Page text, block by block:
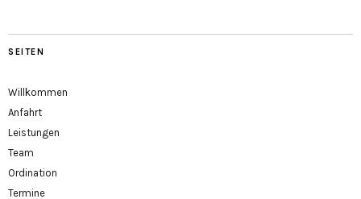
SEITEN
Willkommen
Anfahrt
Leistungen
Team
Ordination
Termine